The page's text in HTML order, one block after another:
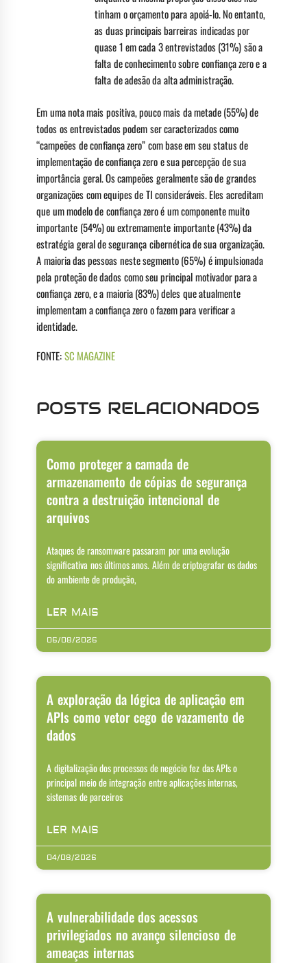
tinham o orçamento para apoiá-lo. No entanto,
as duas principais barreiras indicadas por
quase 1 em cada 3 entrevistados (31%) são a
falta de conhecimento sobre confiança zero e a
falta de adesão da alta administração.
Em uma nota mais positiva, pouco mais da metade (55%) de
todos os entrevistados podem ser caracterizados como
“campeões de confiança zero” com base em seu status de
implementação de confiança zero e sua percepção de sua
importância geral. Os campeões geralmente são de grandes
organizações com equipes de TI consideráveis. Eles acreditam
que um modelo de confiança zero é um componente muito
importante (54%) ou extremamente importante (43%) da
estratégia geral de segurança cibernética de sua organização.
A maioria das pessoas neste segmento (65%) é impulsionada
pela proteção de dados como seu principal motivador para a
confiança zero, e a maioria (83%) deles que atualmente
implementam a confiança zero o fazem para verificar a
identidade.
FONTE:SC MAGAZINE
POSTS RELACIONADOS
Como proteger a camada de
armazenamento de cópias de segurança
contra a destruição intencional de
arquivos
Ataques de ransomware passaram por uma evolução
significativa nos últimos anos. Além de criptografar os dados
do ambiente de produção,
LER MAIS
06/08/2026
A exploração da lógica de aplicação em
APIs como vetor cego de vazamento de
dados
A digitalização dos processos de negócio fez das APIs o
principal meio de integração entre aplicações internas,
sistemas de parceiros
LER MAIS
04/08/2026
A vulnerabilidade dos acessos
privilegiados no avanço silencioso de
ameaças internas